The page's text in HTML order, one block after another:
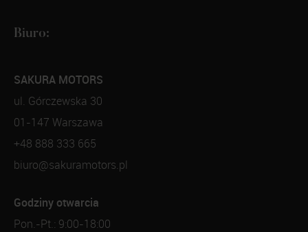
Biuro:
SAKURA MOTORS
ul. Górczewska 30
01-147 Warszawa
+48 888 333 665
biuro@sakuramotors.pl
Godziny otwarcia
Pon.-Pt.: 9:00-18:00